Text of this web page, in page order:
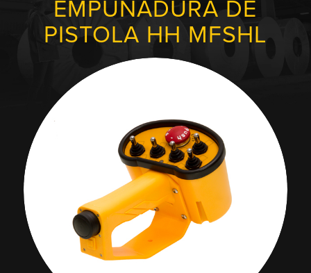
EMPUÑADURA DE
PISTOLA HH MFSHL